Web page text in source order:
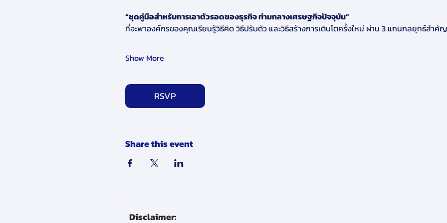
“ชุดคู่มือสำหรับการเอาตัวรอดของธุรกิจ ท่ามกลางเศรษฐกิจปัจจุบัน”
ที่จะพาองค์กรของคุณเรียนรู้วิธีคิด วิธีปรับตัว และวิธีสร้างการเติบโตครั้งใหม่ ผ่าน 3 แกนกลยุทธ์สำคัญ
Show More
RSVP
Share this event
Disclaimer: